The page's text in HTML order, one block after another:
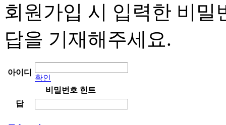
회원가입 시 입력한 비밀
답을 기재해주세요.
아이디
확인
비밀번호 힌트
답